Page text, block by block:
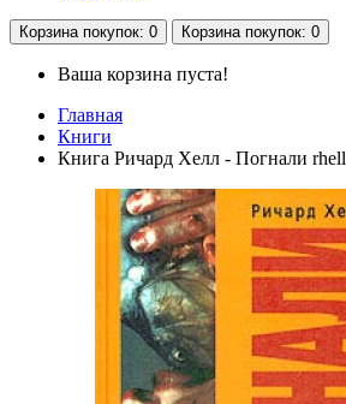
Корзина покупок: 0 Корзина покупок: 0
Ваша корзина пуста!
Главная
Книги
Книга Ричард Хелл - Погнали rhell